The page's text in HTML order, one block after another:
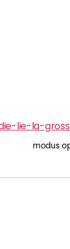
lie-la-
modus